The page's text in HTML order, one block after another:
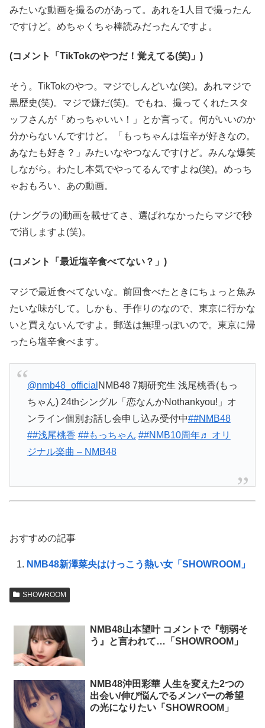
みたいな動画を撮るのがあって。あれを1人目で撮ったん
ですけど。めちゃくちゃ棒読みだったんですよ。
(コメント「TikTokのやつだ！覚えてる(笑)」)
そう。TikTokのやつ。マジでしんどいな(笑)。あれマジで
黒歴史(笑)。マジで嫌だ(笑)。でもね、撮ってくれたスタ
ッフさんが「めっちゃいい！」とか言って。何がいいのか
分からないんですけど。「もっちゃんは塩辛が好きなの。
あなたも好き？」みたいなやつなんですけど。みんな爆笑
しながら。わたし本気でやってるんですよね(笑)。めっち
ゃおもろい、あの動画。
(ナングラの)動画を載せてさ、選ばれなかったらマジで秒
で消しますよ(笑)。
(コメント「最近塩辛食べてない？」)
マジで最近食べてないな。前回食べたときにちょっと魚み
たいな味がして。しかも、手作りのなので、東京に行かな
いと買えないんですよ。郵送は無理っぽいので。東京に帰
ったら塩辛食べます。
@nmb48_official NMB48 7期研究生 浅尾桃香(もっ
ちゃん) 24thシングル「恋なんかNothankyou!」オ
ンライン個別お話し会申し込み受付中##NMB48
##浅尾桃香 ##もっちゃん ##NMB10周年♬ オリ
ジナル楽曲 – NMB48
おすすめの記事
NMB48新澤菜央はけっこう熱い女「SHOWROOM」
SHOWROOM
NMB48山本望叶 コメントで『朝弱そ
う』と言われて…「SHOWROOM」
NMB48沖田彩華 人生を変えた2つの
出会い/伸び悩んでるメンバーの希望
の光になりたい「SHOWROOM」